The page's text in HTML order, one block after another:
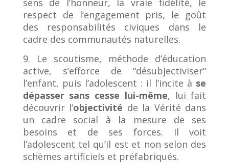
sens de l’honneur, la vraie fidélité, le
respect de l’engagement pris, le goût
des responsabilités civiques dans le
cadre des communautés naturelles.
9. Le scoutisme, méthode d’éducation
active, s’efforce de “désubjectiviser”
l’enfant, puis l’adolescent : il l’incite à se
dépasser sans cesse lui-même, lui fait
découvrir l’objectivité de la Vérité dans
un cadre social à la mesure de ses
besoins et de ses forces. Il voit
l’adolescent tel qu’il est et non selon des
schèmes artificiels et préfabriqués.